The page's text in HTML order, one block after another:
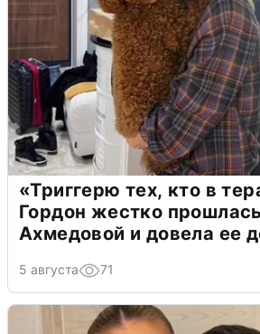
«Триггерю тех, кто в
Гордон жестко
Ахмедовой и довела ее
5 августа 71